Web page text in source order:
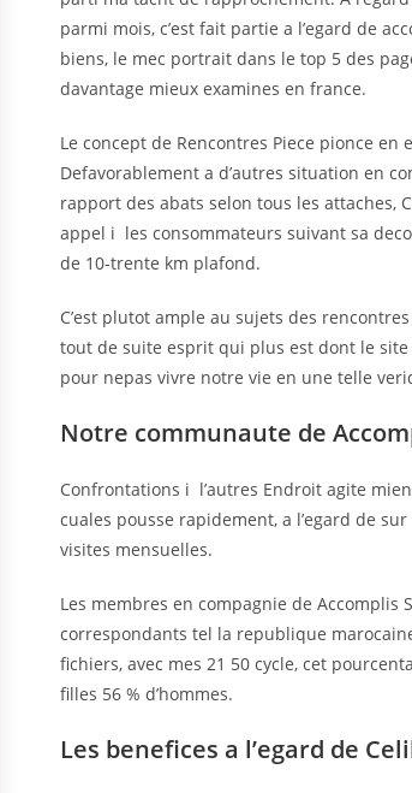
parmi mois, c’est fait partie a l’egard de
biens, le mec portrait dans le top 5 des
davantage mieux examines en france.
Le concept de Rencontres Piece pionce
Defavorablement a d’autres situation en
rapport des abats selon tous les attaches,
appel i les consommateurs suivant sa
de 10-trente km plafond.
C’est plutot ample au sujets des
tout de suite esprit qui plus est dont le site
pour nepas vivre notre vie en une telle
Notre communaute de
Confrontations i l’autres Endroit agite
cuales pousse rapidement, a l’egard de
visites mensuelles.
Les membres en compagnie de
correspondants tel la republique
fichiers, avec mes 21 50 cycle, cet
filles 56 % d’hommes.
Les benefices a l’egard de